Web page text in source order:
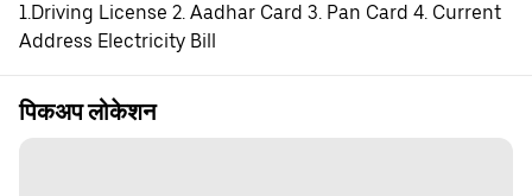
1.Driving License 2. Aadhar Card 3. Pan Card 4. Current
Address Electricity Bill
पिकअप लोकेशन